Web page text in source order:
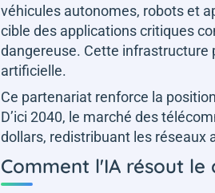
véhicules autonomes, robots et
cible des applications critiques
dangereuse. Cette infrastructure
artificielle.
Ce partenariat renforce la
D’ici 2040, le marché des
dollars, redistribuant les réseaux
Comment l'IA résout